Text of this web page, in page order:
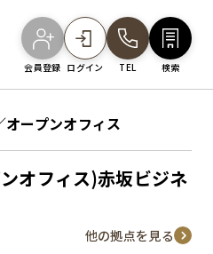
会員登録 ログイン TEL 検索
す
ープンオフィス
オフィス)赤坂ビジネ
他の拠点を見る